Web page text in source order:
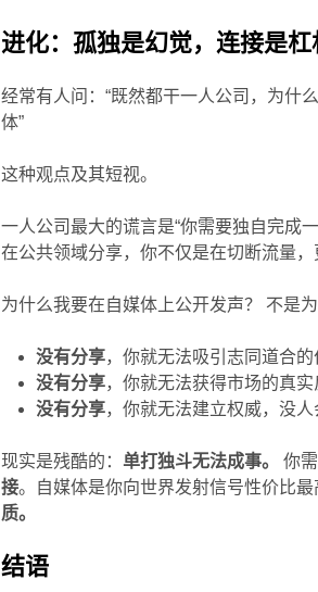
进化：孤独是幻觉，连接是杠
经常有人问：“既然都干一人公司，为什
体”
这种观点及其短视。
一人公司最大的谎言是“你需要独自完成
在公共领域分享，你不仅是在切断流量，
为什么我要在自媒体上公开发声？ 不是
没有分享，你就无法吸引志同道合的
没有分享，你就无法获得市场的真实
没有分享，你就无法建立权威，没人
现实是残酷的：单打独斗无法成事。 你
接。自媒体是你向世界发射信号性价比
质。
结语